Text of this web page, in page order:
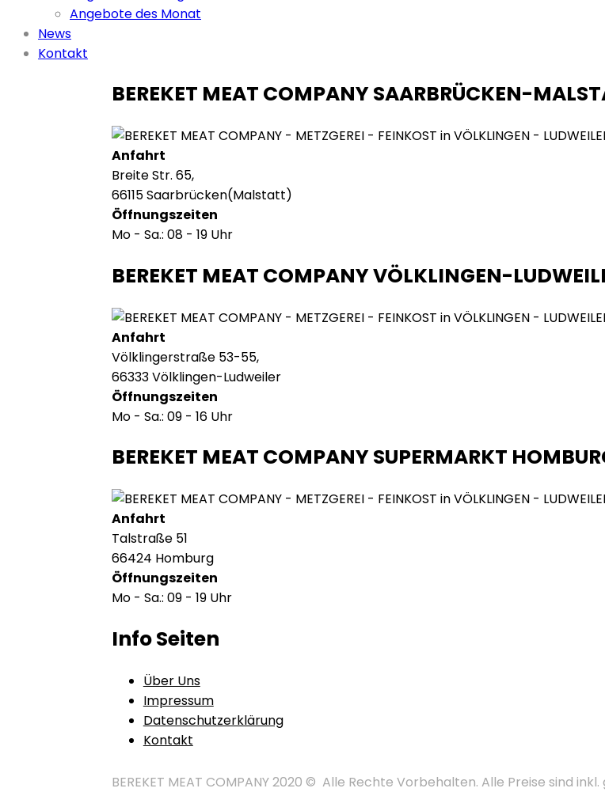
Angebote des Monat
News
Kontakt
BEREKET MEAT COMPANY SAARBRÜCKEN-
Anfahrt
Breite Str. 65,
66115 Saarbrücken(Malstatt)
Öffnungszeiten
Mo - Sa.: 08 - 19 Uhr
BEREKET MEAT COMPANY VÖLKLINGEN-
Anfahrt
Völklingerstraße 53-55,
66333 Völklingen-Ludweiler
Öffnungszeiten
Mo - Sa.: 09 - 16 Uhr
BEREKET MEAT COMPANY SUPERMARKT
Anfahrt
Talstraße 51
66424 Homburg
Öffnungszeiten
Mo - Sa.: 09 - 19 Uhr
Info Seiten
Über Uns
Impressum
Datenschutzerklärung
Kontakt
BEREKET MEAT COMPANY 2020 © Alle Rechte Vorbehalten. Alle Preise sind inkl.